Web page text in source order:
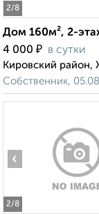
2/8
Дом 160м², 2-
4 000 ₽ в сутки
Кировский район,
Собственник,
2/8
‹